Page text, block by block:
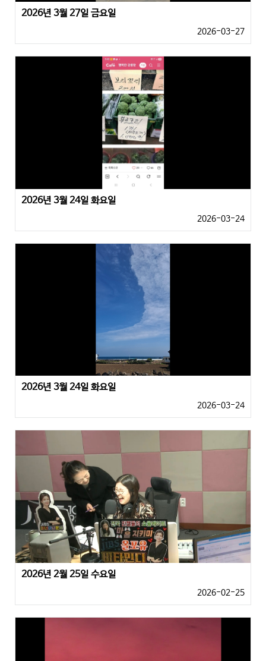
2026년 3월 27일 금요일
2026-03-27
2026년 3월 24일 화요일
2026-03-24
2026년 3월 24일 화요일
2026-03-24
2026년 2월 25일 수요일
2026-02-25